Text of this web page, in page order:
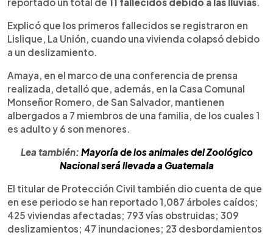
Explicó que los primeros fallecidos se registraron en
Lislique, La Unión, cuando una vivienda colapsó debido
a un deslizamiento.
Amaya, en el marco de una conferencia de prensa
realizada, detalló que, además, en la Casa Comunal
Monseñor Romero, de San Salvador, mantienen
albergados a 7 miembros de una familia, de los cuales 1
es adulto y 6 son menores.
Lea también: Mayoría de los animales del Zoológico
Nacional será llevada a Guatemala
El titular de Protección Civil también dio cuenta de que
en ese periodo se han reportado 1,087 árboles caídos;
425 viviendas afectadas; 793 vías obstruidas; 309
deslizamientos; 47 inundaciones; 23 desbordamientos